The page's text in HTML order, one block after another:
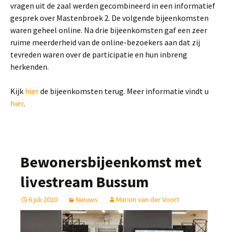
vragen uit de zaal werden gecombineerd in een informatief
gesprek over Mastenbroek 2. De volgende bijeenkomsten
waren geheel online. Na drie bijeenkomsten gaf een zeer
ruime meerderheid van de online-bezoekers aan dat zij
tevreden waren over de participatie en hun inbreng
herkenden.
Kijk hierde bijeenkomsten terug. Meer informatie vindt u
hier.
Bewonersbijeenkomst met
livestream Bussum
6 juli 2020 Nieuws Marion van der Voort